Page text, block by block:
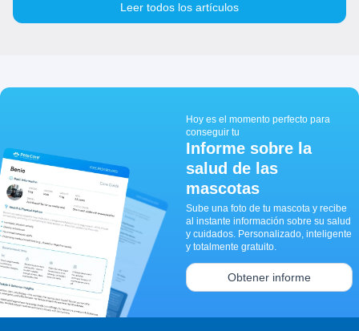
Leer todos los artículos
Hoy es el momento perfecto para
conseguir tu
Informe sobre la
salud de las
mascotas
Sube una foto de tu mascota y recibe
al instante información sobre su salud
y cuidados. Personalizado, inteligente
y totalmente gratuito.
Obtener informe